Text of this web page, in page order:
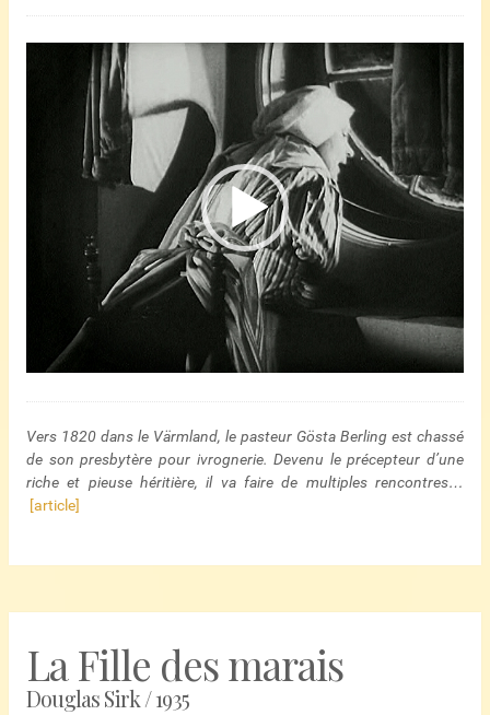
Vers 1820 dans le Värmland, le pasteur Gösta Berling est chassé
de son presbytère pour ivrognerie. Devenu le précepteur d’une
riche et pieuse héritière, il va faire de multiples rencontres…
[article]
La Fille des marais
Douglas Sirk / 1935